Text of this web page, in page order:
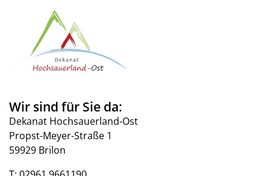
Wir sind für Sie da:
Dekanat Hochsauerland-Ost
Propst-Meyer-Straße 1
59929 Brilon